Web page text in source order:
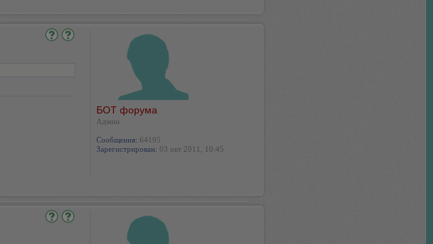
БОТ форума
Админ
Сообщения: 64195
Зарегистрирован: 03 окт 2011, 10:45